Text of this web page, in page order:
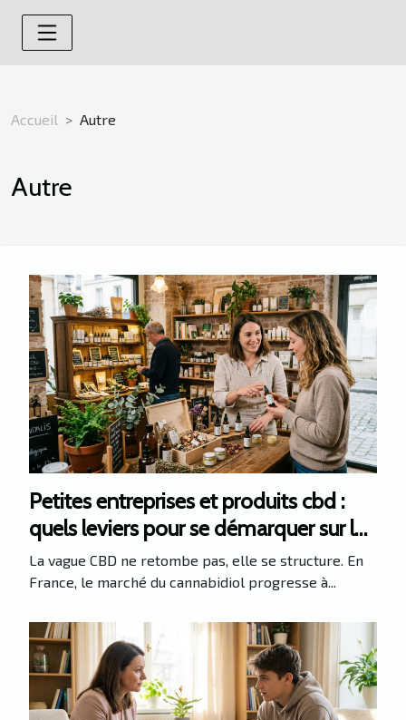
Accueil Autre
Autre
Petites entreprises et produits cbd :
quels leviers pour se démarquer sur le
marché ?
La vague CBD ne retombe pas, elle se structure. En
France, le marché du cannabidiol progresse à...